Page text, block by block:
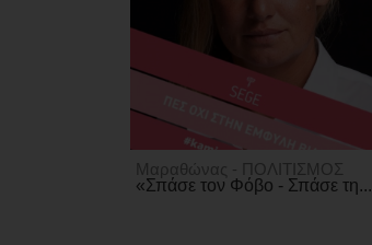
Μαραθώνας - ΠΟΛΙΤΙΣΜΟΣ
«Σπάσε τον Φόβο - Σπάσε τη...